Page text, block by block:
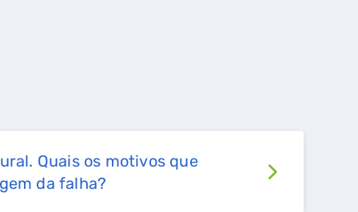
Quais os motivos que
da falha?